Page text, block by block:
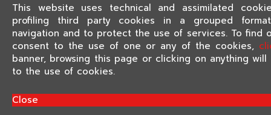
This website uses technical and assimilated
profiling third party cookies in a grouped
navigation and to protect the use of services. To find
consent to the use of one or any of the cookies,
banner, browsing this page or clicking on anything
to the use of cookies.
Close